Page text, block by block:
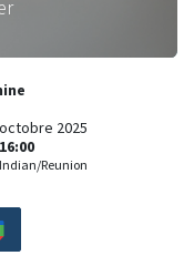
octobre 2025
16:00
Indian/Reunion